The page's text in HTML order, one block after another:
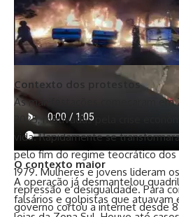
O contexto maior
A operação já desmantelou
falsários e golpistas que atuavam
Contexto dos protestos
As manifestações começaram
2025, motivadas pela crise
vida. Rapidamente se
pelo fim do regime teocrático
1979. Mulheres e jovens lideram
repressão e desigualdade. Para
governo cortou a internet desde